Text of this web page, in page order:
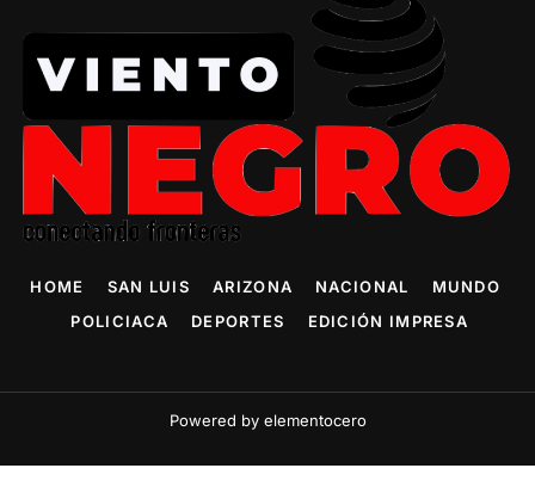
HOME SAN LUIS ARIZONA NACIONAL
MUNDO
POLICIACA
DEPORTES EDICIÓN IMPRESA
Powered by elementocero